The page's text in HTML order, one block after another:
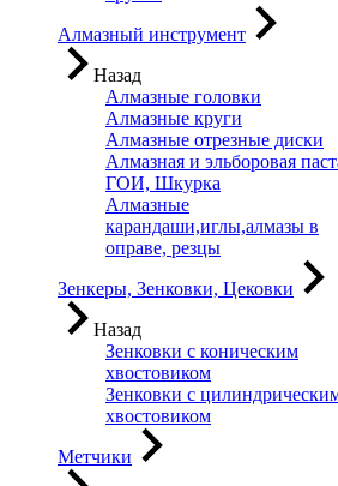
Алмазный инструмент
Назад
Алмазные головки
Алмазные круги
Алмазные отрезные диски
Алмазная и эльборовая
ГОИ, Шкурка
Алмазные
карандаши,иглы,алмазы в
оправе, резцы
Зенкеры, Зенковки, Цековки
Назад
Зенковки с коническим
хвостовиком
Зенковки с
хвостовиком
Метчики